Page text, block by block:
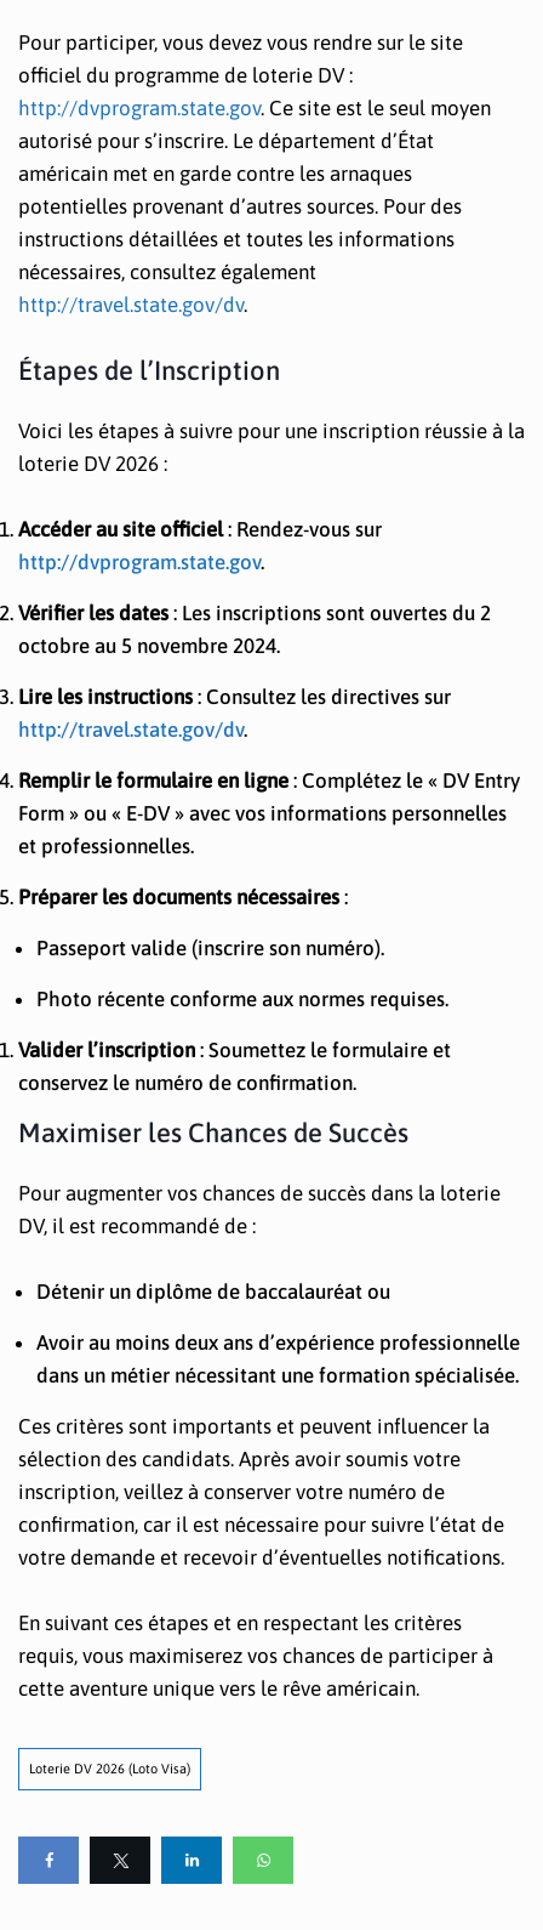
Pour participer, vous devez vous rendre sur le site
officiel du programme de loterie DV :
http://dvprogram.state.gov. Ce site est le seul moyen
autorisé pour s’inscrire. Le département d’État
américain met en garde contre les arnaques
potentielles provenant d’autres sources. Pour des
instructions détaillées et toutes les informations
nécessaires, consultez également
http://travel.state.gov/dv.
Étapes de l’Inscription
Voici les étapes à suivre pour une inscription réussie à la
loterie DV 2026 :
Accéder au site officiel: Rendez-vous sur
http://dvprogram.state.gov.
Vérifier les dates : Les inscriptions sont ouvertes du 2
octobre au 5 novembre 2024.
Lire les instructions : Consultez les directives sur
http://travel.state.gov/dv.
Remplir le formulaire en ligne : Complétez le « DV Entry
Form » ou « E-DV » avec vos informations personnelles
et professionnelles.
Préparer les documents nécessaires :
Passeport valide (inscrire son numéro).
Photo récente conforme aux normes requises.
Valider l’inscription : Soumettez le formulaire et
conservez le numéro de confirmation.
Maximiser les Chances de Succès
Pour augmenter vos chances de succès dans la loterie
DV, il est recommandé de :
Détenir un diplôme de baccalauréat ou
Avoir au moins deux ans d’expérience professionnelle
dans un métier nécessitant une formation spécialisée.
Ces critères sont importants et peuvent influencer la
sélection des candidats. Après avoir soumis votre
inscription, veillez à conserver votre numéro de
confirmation, car il est nécessaire pour suivre l’état de
votre demande et recevoir d’éventuelles notifications.
En suivant ces étapes et en respectant les critères
requis, vous maximiserez vos chances de participer à
cette aventure unique vers le rêve américain.
Loterie DV 2026 (Loto Visa)